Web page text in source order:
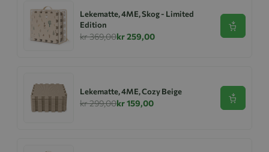
Lekematte, 4ME, Skog - Limited
Edition
kr 369,00kr 259,00
Se
Lekematte, 4ME, Cozy Beige
kr 299,00kr 159,00 Se